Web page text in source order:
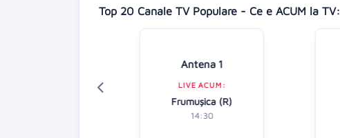
Top 20 Canale TV Populare - Ce e ACUM la TV:
Antena 1
LIVE ACUM:
Frumușica (R)
14:30